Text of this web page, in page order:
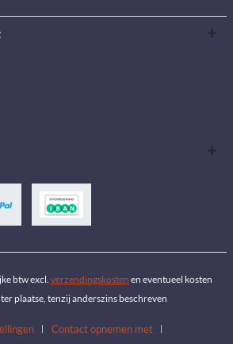
btw excl. verzendingskosten en eventueel kosten
plaatse, tenzij anderszins beschreven
Contact opnemen met